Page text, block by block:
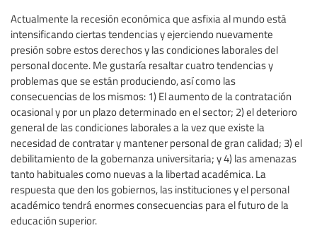
Actualmente la recesión económica que asfixia al mundo está
intensificando ciertas tendencias y ejerciendo nuevamente
presión sobre estos derechos y las condiciones laborales del
personal docente. Me gustaría resaltar cuatro tendencias y
problemas que se están produciendo, así como las
consecuencias de los mismos: 1) El aumento de la contratación
ocasional y por un plazo determinado en el sector; 2) el deterioro
general de las condiciones laborales a la vez que existe la
necesidad de contratar y mantener personal de gran calidad; 3) el
debilitamiento de la gobernanza universitaria; y 4) las amenazas
tanto habituales como nuevas a la libertad académica. La
respuesta que den los gobiernos, las instituciones y el personal
académico tendrá enormes consecuencias para el futuro de la
educación superior.